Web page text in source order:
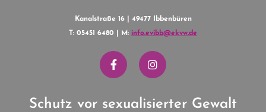
Kanalstraße 16 | 49477 Ibbenbüren
T: 05451 6480 | M: info.evibb@ekvw.de
Schutz vor sexualisierter Gewalt